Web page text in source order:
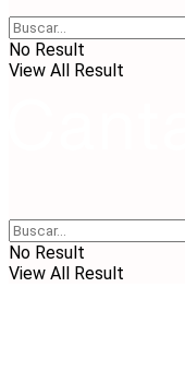
No Result
View All Result
No Result
View All Result